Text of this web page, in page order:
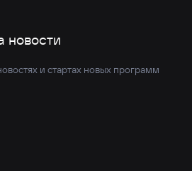
новости
и стартах новых программ